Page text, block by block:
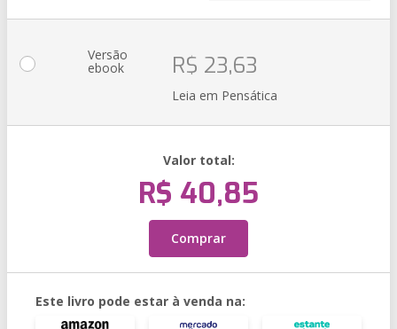
Versão
ebook R$ 23,63
Leia em Pensática
Valor total:
R$ 40,85
Comprar
Este livro pode estar à venda na: